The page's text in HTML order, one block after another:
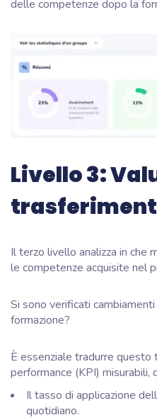
delle competenze dopo la
Livello 3:
Il terzo livello analizza in che
le competenze acquisite nel
Si sono verificati
formazione?
È essenziale tradurre questo
performance (KPI) misurabili,
Il tasso di applicazione
quotidiano.